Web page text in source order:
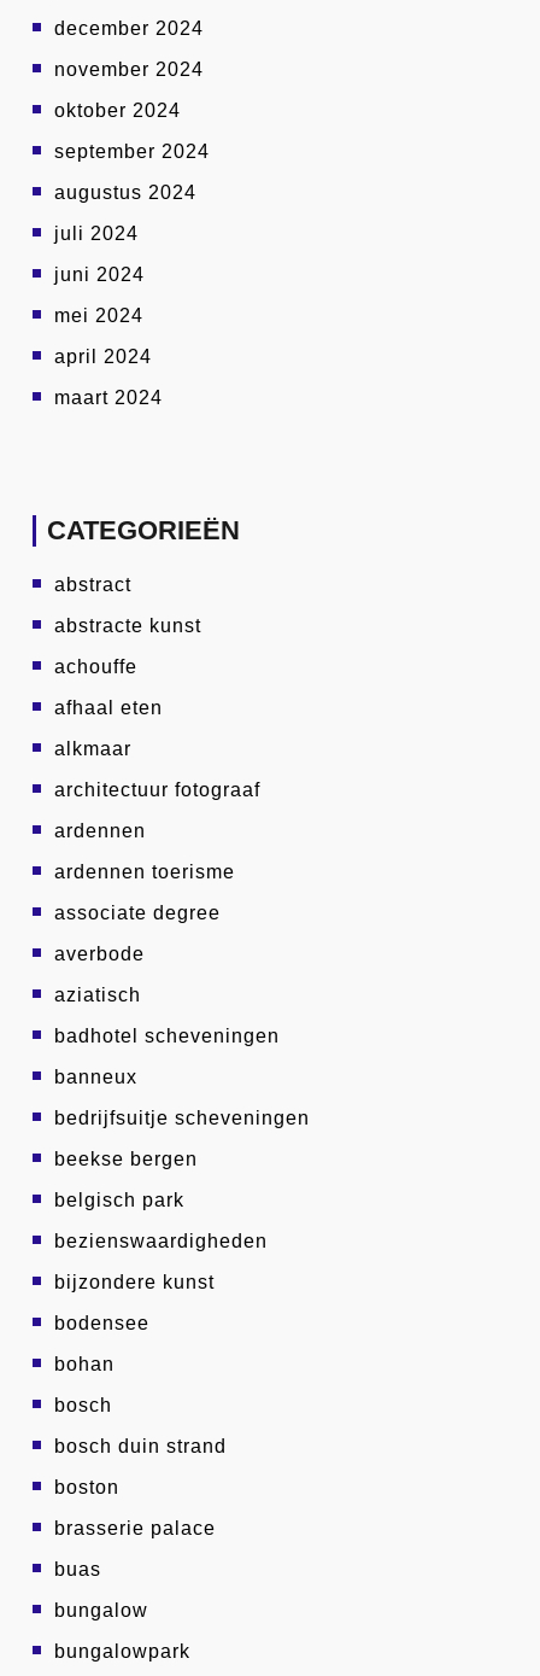
december 2024
november 2024
oktober 2024
september 2024
augustus 2024
juli 2024
juni 2024
mei 2024
april 2024
maart 2024
CATEGORIEËN
abstract
abstracte kunst
achouffe
afhaal eten
alkmaar
architectuur fotograaf
ardennen
ardennen toerisme
associate degree
averbode
aziatisch
badhotel scheveningen
banneux
bedrijfsuitje scheveningen
beekse bergen
belgisch park
bezienswaardigheden
bijzondere kunst
bodensee
bohan
bosch
bosch duin strand
boston
brasserie palace
buas
bungalow
bungalowpark